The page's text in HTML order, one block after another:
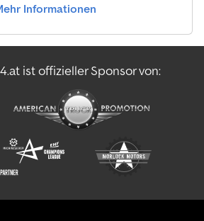
Informationen
ist offizieller Sponsor von: